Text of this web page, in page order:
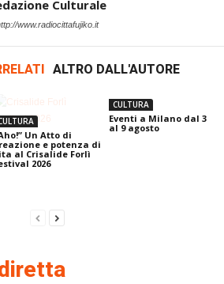
Culturale
www.radiocittafujiko.it
ALTRO DALL'AUTORE
Un Atto di
e potenza di
al Crisalide Forlì
2026
CULTURA
Eventi a Milano dal 3
al 9 agosto